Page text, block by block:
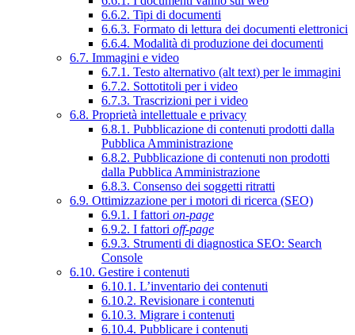
6.6.2. Tipi di documenti
6.6.3. Formato di lettura dei documenti elettronici
6.6.4. Modalità di produzione dei documenti
6.7. Immagini e video
6.7.1. Testo alternativo (alt text) per le immagini
6.7.2. Sottotitoli per i video
6.7.3. Trascrizioni per i video
6.8. Proprietà intellettuale e privacy
6.8.1. Pubblicazione di contenuti prodotti dalla
Pubblica Amministrazione
6.8.2. Pubblicazione di contenuti non prodotti
dalla Pubblica Amministrazione
6.8.3. Consenso dei soggetti ritratti
6.9. Ottimizzazione per i motori di ricerca (SEO)
6.9.1. I fattori on-page
6.9.2. I fattori off-page
6.9.3. Strumenti di diagnostica SEO: Search
Console
6.10. Gestire i contenuti
6.10.1. L’inventario dei contenuti
6.10.2. Revisionare i contenuti
6.10.3. Migrare i contenuti
6.10.4. Pubblicare i contenuti